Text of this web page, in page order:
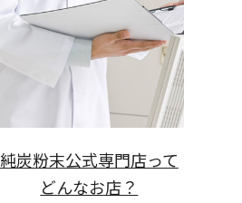
純炭粉末公式専門店って
どんなお店？